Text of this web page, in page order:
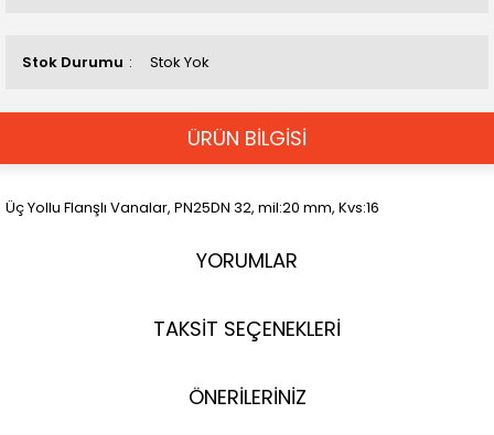
Stok Durumu Stok Yok
ÜRÜN BİLGİSİ
Üç Yollu Flanşlı Vanalar, PN25DN 32, mil:20 mm, Kvs:16
YORUMLAR
TAKSİT SEÇENEKLERİ
ÖNERİLERİNİZ